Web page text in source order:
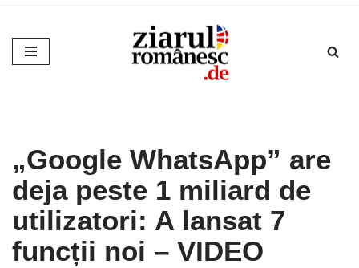
Sari
la
„Google WhatsApp” are
deja peste 1 miliard de
utilizatori: A lansat 7
funcții noi – VIDEO